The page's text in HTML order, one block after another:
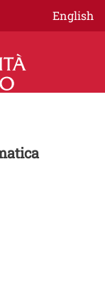
principale
English